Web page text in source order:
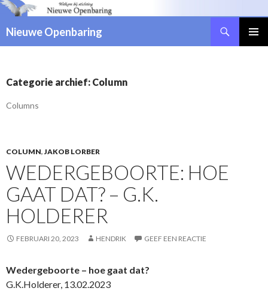
Nieuwe Openbaring
SPRINGEN
Categorie archief: Column
Columns
COLUMN,JAKOB LORBER
WEDERGEBOORTE: HOE
GAAT DAT? – G.K.
HOLDERER
FEBRUARI 20, 2023 HENDRIK GEEF EEN REACTIE
Wedergeboorte – hoe gaat dat?
G.K.Holderer, 13.02.2023